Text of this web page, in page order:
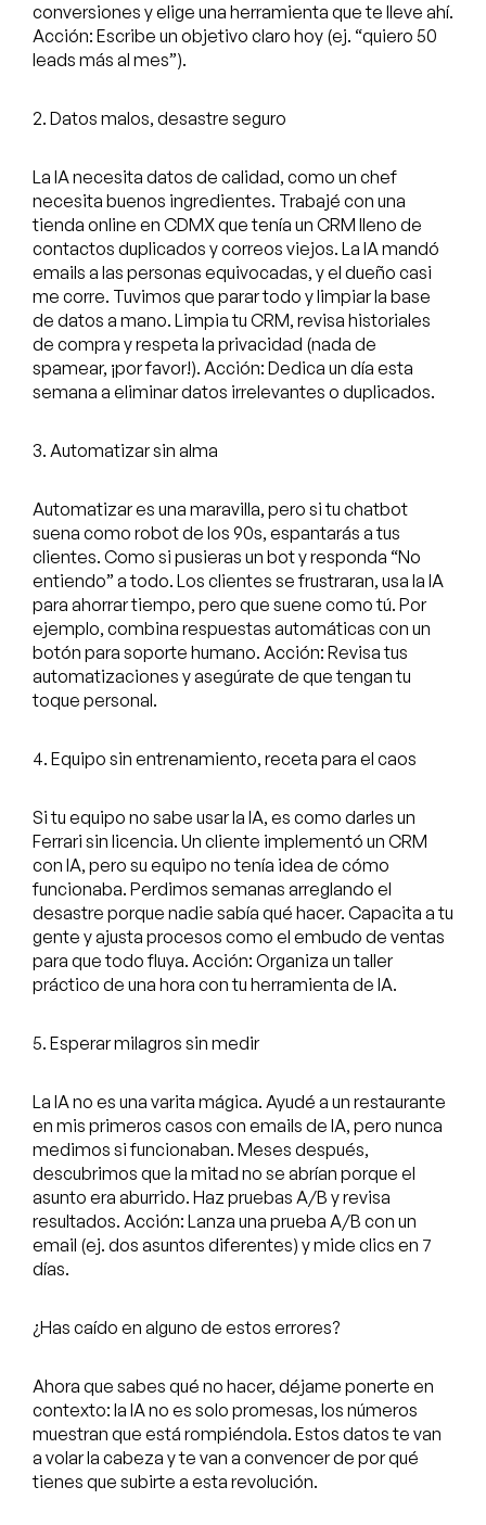
conversiones y elige una herramienta que te lleve ahí.
Acción: Escribe un objetivo claro hoy (ej. “quiero 50
leads más al mes”).
2. Datos malos, desastre seguro
La IA necesita datos de calidad, como un chef
necesita buenos ingredientes. Trabajé con una
tienda online en CDMX que tenía un CRM lleno de
contactos duplicados y correos viejos. La IA mandó
emails a las personas equivocadas, y el dueño casi
me corre. Tuvimos que parar todo y limpiar la base
de datos a mano. Limpia tu CRM, revisa historiales
de compra y respeta la privacidad (nada de
spamear, ¡por favor!). Acción: Dedica un día esta
semana a eliminar datos irrelevantes o duplicados.
3. Automatizar sin alma
Automatizar es una maravilla, pero si tu chatbot
suena como robot de los 90s, espantarás a tus
clientes. Como si pusieras un bot y responda “No
entiendo” a todo. Los clientes se frustraran, usa la IA
para ahorrar tiempo, pero que suene como tú. Por
ejemplo, combina respuestas automáticas con un
botón para soporte humano. Acción: Revisa tus
automatizaciones y asegúrate de que tengan tu
toque personal.
4. Equipo sin entrenamiento, receta para el caos
Si tu equipo no sabe usar la IA, es como darles un
Ferrari sin licencia. Un cliente implementó un CRM
con IA, pero su equipo no tenía idea de cómo
funcionaba. Perdimos semanas arreglando el
desastre porque nadie sabía qué hacer. Capacita a tu
gente y ajusta procesos como el embudo de ventas
para que todo fluya. Acción: Organiza un taller
práctico de una hora con tu herramienta de IA.
5. Esperar milagros sin medir
La IA no es una varita mágica. Ayudé a un restaurante
en mis primeros casos con emails de IA, pero nunca
medimos si funcionaban. Meses después,
descubrimos que la mitad no se abrían porque el
asunto era aburrido. Haz pruebas A/B y revisa
resultados. Acción: Lanza una prueba A/B con un
email (ej. dos asuntos diferentes) y mide clics en 7
días.
¿Has caído en alguno de estos errores?
​​Ahora que sabes qué no hacer, déjame ponerte en
contexto: la IA no es solo promesas, los números
muestran que está rompiéndola. Estos datos te van
a volar la cabeza y te van a convencer de por qué
tienes que subirte a esta revolución.